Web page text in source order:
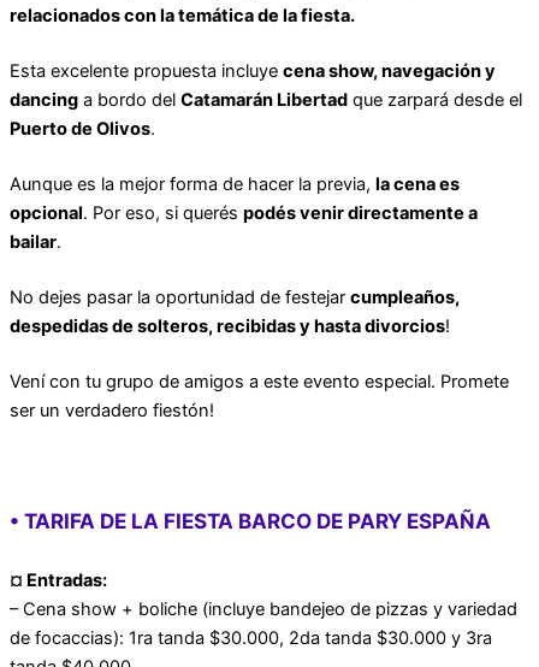
relacionados con la temática de la fiesta.
Esta excelente propuesta incluye cena show, navegación y
dancing a bordo del Catamarán Libertad que zarpará desde el
Puerto de Olivos.
Aunque es la mejor forma de hacer la previa, la cena es
opcional. Por eso, si querés podés venir directamente a
bailar.
No dejes pasar la oportunidad de festejar cumpleaños,
despedidas de solteros, recibidas y hasta divorcios!
Vení con tu grupo de amigos a este evento especial. Promete
ser un verdadero fiestón!
• TARIFA DE LA FIESTA BARCO DE PARY ESPAÑA
¤ Entradas:
– Cena show + boliche (incluye bandejeo de pizzas y variedad
de focaccias): 1ra tanda $30.000, 2da tanda $30.000 y 3ra